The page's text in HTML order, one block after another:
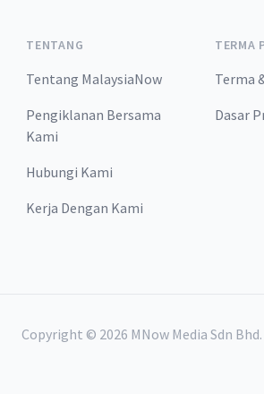
TENTANG
Tentang MalaysiaNow
Pengiklanan Bersama
Kami
Hubungi Kami
Kerja Dengan Kami
TERMA
Terma
Dasar
Copyright © 2026 MNow Media Sdn